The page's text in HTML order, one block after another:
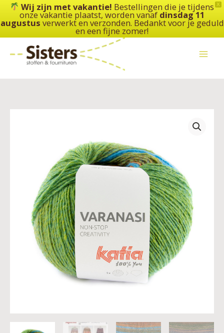
X
Wij zijn met vakantie! Bestellingen die je tijdens
onze vakantie plaatst, worden vanaf dinsdag 11
augustus verwerkt en verzonden. Bedankt voor je geduld
en een fijne zomer!
de
inhoud